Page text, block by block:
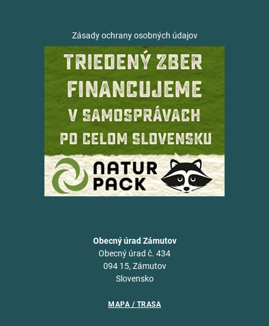
Zásady ochrany osobných údajov
Obecný úrad Zámutov
Obecný úrad č. 434
094 15, Zámutov
Slovensko
MAPA / TRASA